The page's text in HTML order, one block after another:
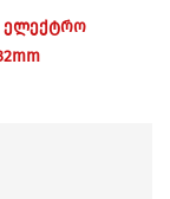
ელექტრო